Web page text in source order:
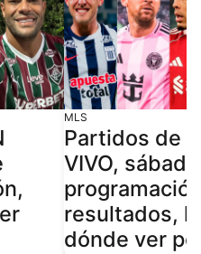
MLS
Partidos de
VIVO,
resultados,
dónde ver